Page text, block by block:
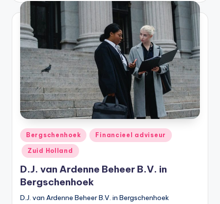
Geplaatst
in
Bergschenhoek Financieel adviseur
Zuid Holland
D.J. van Ardenne Beheer B.V. in
Bergschenhoek
D.J. van Ardenne Beheer B.V. in Bergschenhoek